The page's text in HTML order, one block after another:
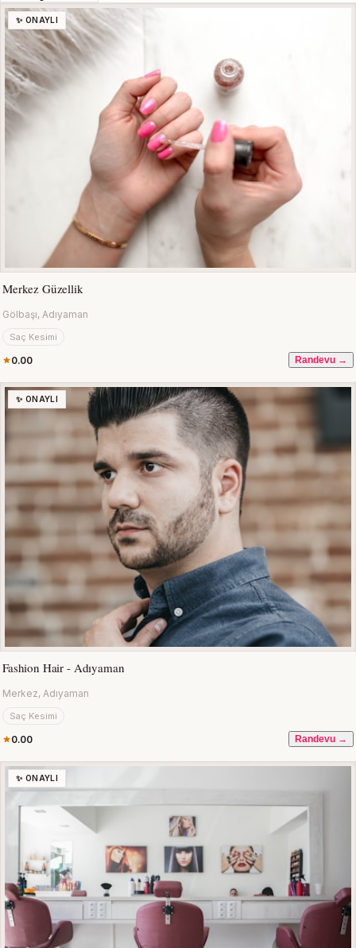
✨ ONAYLI
Merkez Güzellik
Gölbaşı, Adıyaman
Saç Kesimi
0.00 Randevu →
✨ ONAYLI
Fashion Hair - Adıyaman
Merkez, Adıyaman
Saç Kesimi
0.00 Randevu →
✨ ONAYLI